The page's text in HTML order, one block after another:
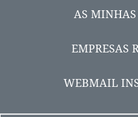
AS MINHAS
EMPRESAS
WEBMAIL